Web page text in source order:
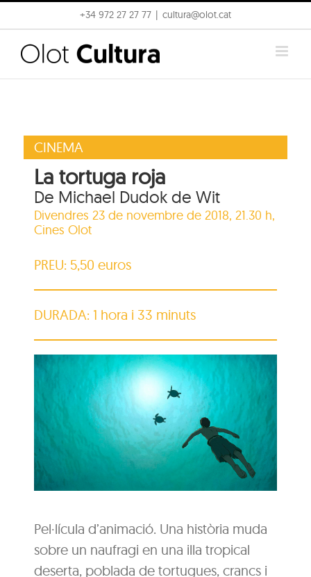
to
content
+34 972 27 27 77 cultura@olot.cat
CINEMA
La tortuga roja
De Michael Dudok de Wit
Divendres 23 de novembre de 2018, 21.30 h,
Cines Olot
PREU: 5,50 euros
DURADA: 1 hora i 33 minuts
Pel·lícula d’animació. Una història muda
sobre un naufragi en una illa tropical
deserta, poblada de tortugues, crancs i